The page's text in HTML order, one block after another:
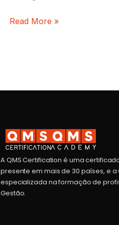
Read More »
A QMS Certification é uma
presente em mais de 30 países, e a
especializada na formação de
Gestão.